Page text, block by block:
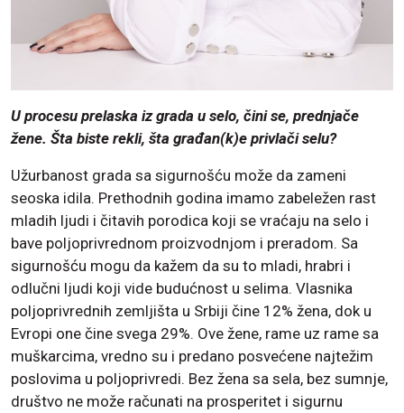
U procesu prelaska iz grada u selo, čini se, prednjače
žene. Šta biste rekli, šta građan(k)e privlači selu?
Užurbanost grada sa sigurnošću može da zameni
seoska idila. Prethodnih godina imamo zabeležen rast
mladih ljudi i čitavih porodica koji se vraćaju na selo i
bave poljoprivrednom proizvodnjom i preradom. Sa
sigurnošću mogu da kažem da su to mladi, hrabri i
odlučni ljudi koji vide budućnost u selima. Vlasnika
poljoprivrednih zemljišta u Srbiji čine 12% žena, dok u
Evropi one čine svega 29%. Ove žene, rame uz rame sa
muškarcima, vredno su i predano posvećene najtežim
poslovima u poljoprivredi. Bez žena sa sela, bez sumnje,
društvo ne može računati na prosperitet i sigurnu